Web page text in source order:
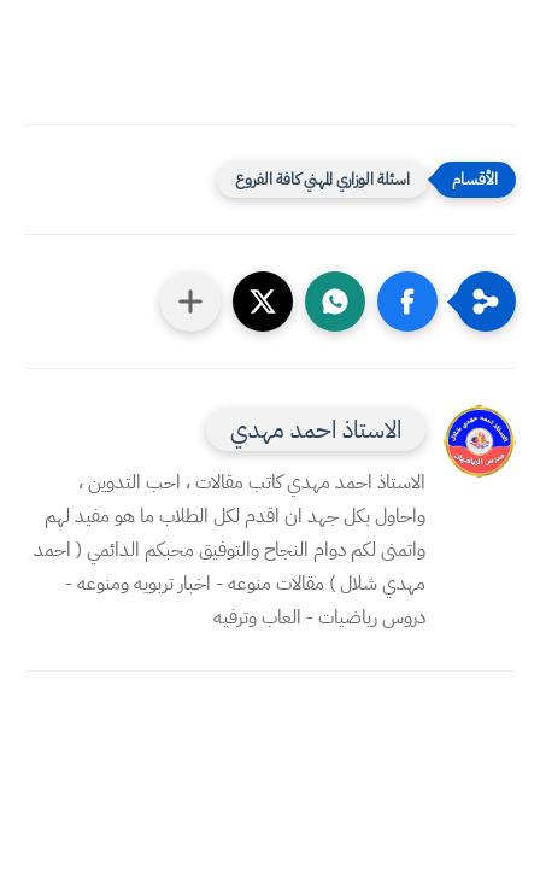
اسئلة الوزاري المهني كافة الفروع
الاستاذ احمد مهدي
الاستاذ احمد مهدي كاتب مقالات ، احب التدوين ،
واحاول بكل جهد ان اقدم لكل الطلاب ما هو مفيد لهم
واتمنى لكم دوام النجاح والتوفيق محبكم الدائمي ( احمد
مهدي شلال ) مقالات منوعه - اخبار تربويه ومنوعه -
دروس رياضيات - العاب وترفيه